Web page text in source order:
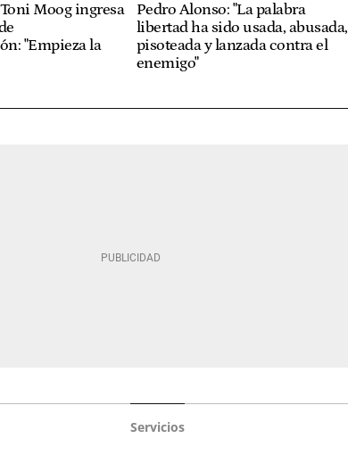
Moog ingresa
"Empieza la
Pedro Alonso: "La palabra
libertad ha sido usada, abusada,
pisoteada y lanzada contra el
enemigo"
Servicios